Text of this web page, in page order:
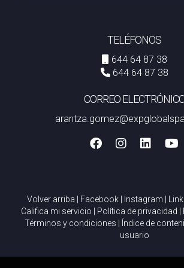
TELÉFONOS
644 64 87 38
644 64 87 38
CORREO
Volver arriba Facebook| Instagram
Califica mi servicio
Política de privacidad
Términos y condiciones
Índice de
usuario